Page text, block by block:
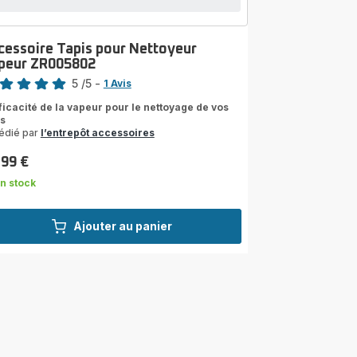
Ajouter au panier
Tapis pour Nettoyeur
ZR005802
5 /5 - 1 Avis
de la vapeur pour le nettoyage de vos
par l’entrepôt accessoires
€
stock